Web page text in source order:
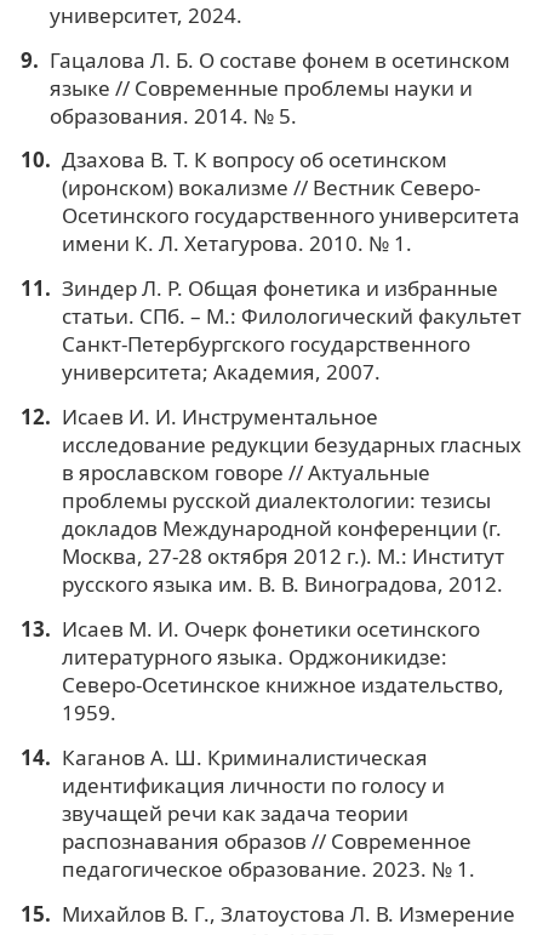
университет, 2024.
Гацалова Л. Б. О составе фонем в осетинском
языке // Современные проблемы науки и
образования. 2014. № 5.
Дзахова В. Т. К вопросу об осетинском
(иронском) вокализме // Вестник Северо-
Осетинского государственного университета
имени К. Л. Хетагурова. 2010. № 1.
Зиндер Л. Р. Общая фонетика и избранные
статьи. СПб. – М.: Филологический факультет
Санкт-Петербургского государственного
университета; Академия, 2007.
Исаев И. И. Инструментальное
исследование редукции безударных гласных
в ярославском говоре // Актуальные
проблемы русской диалектологии: тезисы
докладов Международной конференции (г.
Москва, 27-28 октября 2012 г.). М.: Институт
русского языка им. В. В. Виноградова, 2012.
Исаев М. И. Очерк фонетики осетинского
литературного языка. Орджоникидзе:
Северо-Осетинское книжное издательство,
1959.
Каганов А. Ш. Криминалистическая
идентификация личности по голосу и
звучащей речи как задача теории
распознавания образов // Современное
педагогическое образование. 2023. № 1.
Михайлов В. Г., Златоустова Л. В. Измерение